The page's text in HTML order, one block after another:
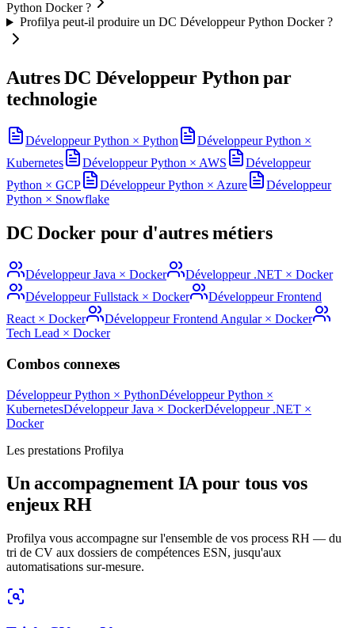
Python Docker ?
Profilya peut-il produire un DC Développeur Python Docker ?
Autres DC Développeur Pythonpar
technologie
Développeur Python × Python Développeur Python ×
Kubernetes
Développeur Python × AWS
Développeur
Python × GCP Développeur Python × Azure
Développeur
Python × Snowflake
DCDockerpour d'autres métiers
Développeur Java × Docker Développeur .NET × Docker
Développeur Fullstack × Docker
Développeur Frontend
React × Docker Développeur Frontend Angular× Docker
Tech Lead × Docker
Combos connexes
Développeur Python × PythonDéveloppeur Python ×
KubernetesDéveloppeur Java × DockerDéveloppeur .NET ×
Docker
Les prestations Profilya
Un accompagnement IA pour tous vos
enjeux RH
Profilya vous accompagne sur l'ensemble de vos process RH — du
tri de CV aux dossiers de compétences ESN, jusqu'aux
automatisations sur-mesure.